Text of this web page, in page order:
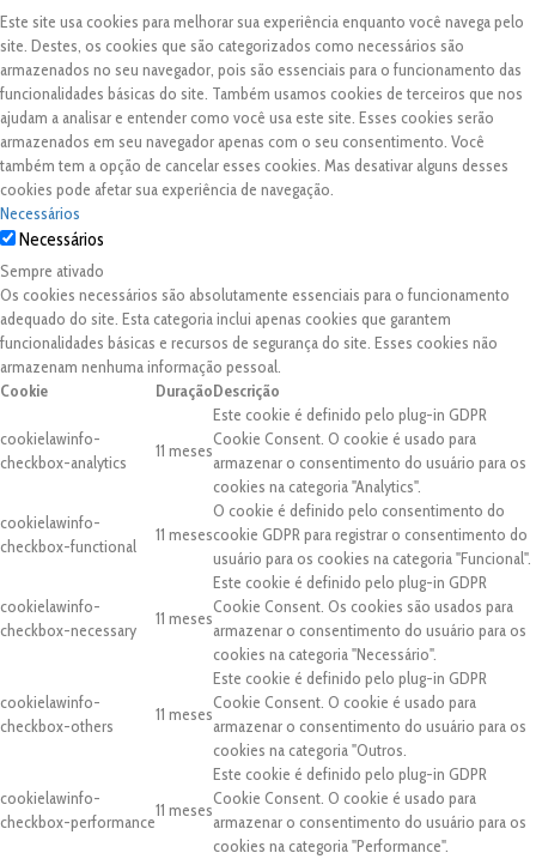
Este site usa cookies para melhorar sua experiência enquanto você navega pelo
site. Destes, os cookies que são categorizados como necessários são
armazenados no seu navegador, pois são essenciais para o funcionamento das
funcionalidades básicas do site. Também usamos cookies de terceiros que nos
ajudam a analisar e entender como você usa este site. Esses cookies serão
armazenados em seu navegador apenas com o seu consentimento. Você
também tem a opção de cancelar esses cookies. Mas desativar alguns desses
cookies pode afetar sua experiência de navegação.
Necessários
Necessários
Sempre ativado
Os cookies necessários são absolutamente essenciais para o funcionamento
adequado do site. Esta categoria inclui apenas cookies que garantem
funcionalidades básicas e recursos de segurança do site. Esses cookies não
armazenam nenhuma informação pessoal.
Cookie
DuraçãoDescrição
cookielawinfo-
checkbox-analytics
11 meses
Este cookie é definido pelo plug-in GDPR
Cookie Consent. O cookie é usado para
armazenar o consentimento do usuário para os
cookies na categoria "Analytics".
cookielawinfo-
checkbox-functional
11 meses
O cookie é definido pelo consentimento do
cookie GDPR para registrar o consentimento do
usuário para os cookies na categoria "Funcional".
cookielawinfo-
checkbox-necessary
11 meses
Este cookie é definido pelo plug-in GDPR
Cookie Consent. Os cookies são usados para
armazenar o consentimento do usuário para os
cookies na categoria "Necessário".
cookielawinfo-
checkbox-others
11 meses
Este cookie é definido pelo plug-in GDPR
Cookie Consent. O cookie é usado para
armazenar o consentimento do usuário para os
cookies na categoria "Outros.
cookielawinfo-
checkbox-performance
11 meses
Este cookie é definido pelo plug-in GDPR
Cookie Consent. O cookie é usado para
armazenar o consentimento do usuário para os
cookies na categoria "Performance".